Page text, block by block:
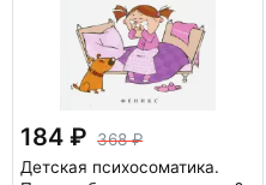
184
368
Детская психосоматика.